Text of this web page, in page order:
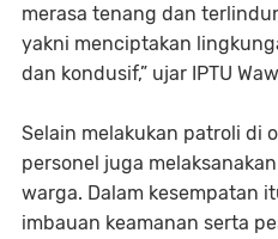
merasa tenang dan
yakni menciptakan
dan kondusif,” ujar IPTU
Selain melakukan patroli di
personel juga
warga. Dalam kesempatan
imbauan keamanan serta